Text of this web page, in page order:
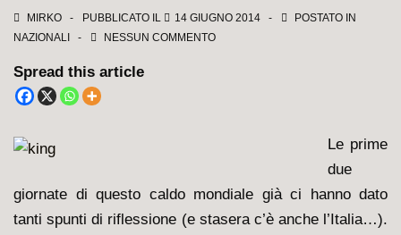
MIRKO PUBBLICATO IL 14 GIUGNO 2014
POSTATO IN
NAZIONALI
NESSUN COMMENTO
Spread this article
Le prime
due
giornate di questo caldo mondiale già ci hanno dato
tanti spunti di riflessione (e stasera c’è anche l’Italia…).